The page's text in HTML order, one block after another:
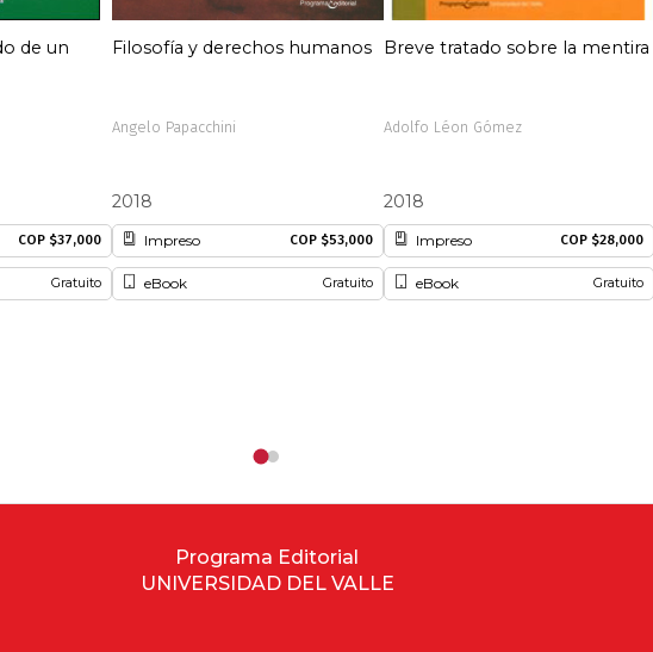
de un
COP $37,000
Gratuito
Filosofía y derechos humanos
Angelo Papacchini
2018
Impreso COP $53,000
eBook Gratuito
Breve tratado sobre la mentira
Adolfo Léon Gómez
2018
Impreso COP $28,000
eBook Gratuito
Programa Editorial
UNIVERSIDAD DEL VALLE